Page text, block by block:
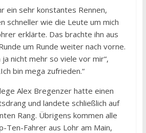
ein sehr konstantes Rennen,
schneller wie die Leute um mich
erklärte. Das brachte ihn aus
um Runde weiter nach vorne.
ja nicht mehr so viele vor mir“,
bin mega zufrieden.“
Alex Bregenzer hatte einen
und landete schließlich auf
Rang. Übrigens kommen alle
Ten-Fahrer aus Lohr am Main,